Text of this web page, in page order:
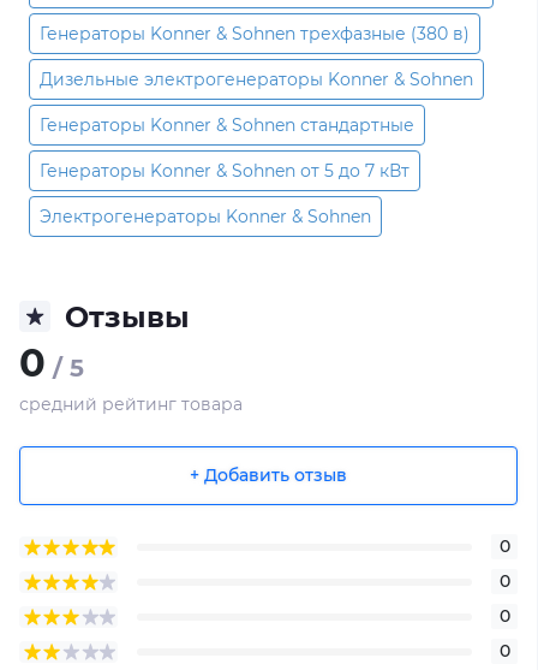
Генераторы Konner & Sohnen трехфазные (380 в)
Дизельные электрогенераторы Konner & Sohnen
Генераторы Konner & Sohnen стандартные
Генераторы Konner & Sohnen от 5 до 7 кВт
Электрогенераторы Konner & Sohnen
Отзывы
0 / 5
средний рейтинг товара
+ Добавить отзыв
0
0
0
0